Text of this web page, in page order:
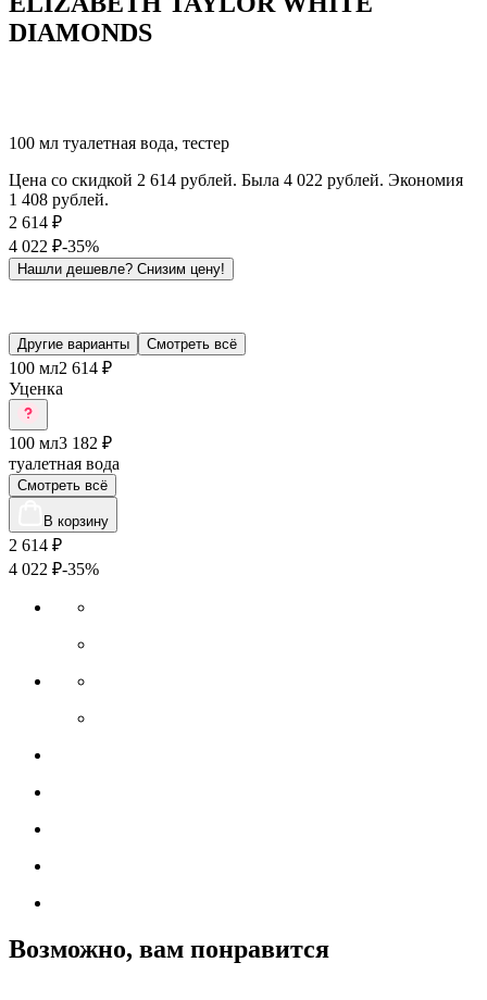
DIAMONDS
100 мл туалетная вода, тестер
Цена со скидкой 2 614 рублей. Была 4 022 рублей. Экономия
1 408 рублей.
2 614 ₽
4 022 ₽-35%
Нашли дешевле? Снизим цену!
Другие варианты Смотреть всё
100 мл2 614 ₽
Уценка
100 мл3 182 ₽
туалетная вода
Смотреть всё
В корзину
2 614 ₽
4 022 ₽-35%
Возможно, вам понравится